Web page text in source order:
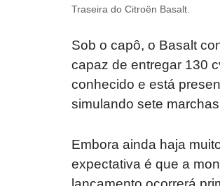
Traseira do Citroën Basalt.
Sob o capô, o Basalt
capaz de entregar 130
conhecido e está
simulando sete
Embora ainda haja
expectativa é que a